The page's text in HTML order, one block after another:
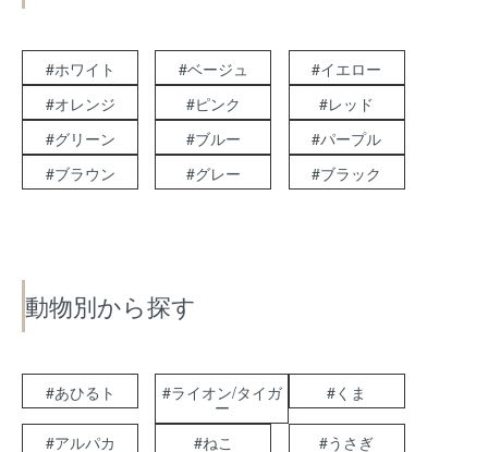
#ホワイト #ベージュ
#イエロー
#オレンジ
#ピンク
#レッド
#グリーン
#ブルー
#パープル
#ブラウン
#グレー #ブラック
動物別から探す
#あひるト #ライオン/タイガ
ー
#くま
#アルパカ #ねこ
#うさぎ